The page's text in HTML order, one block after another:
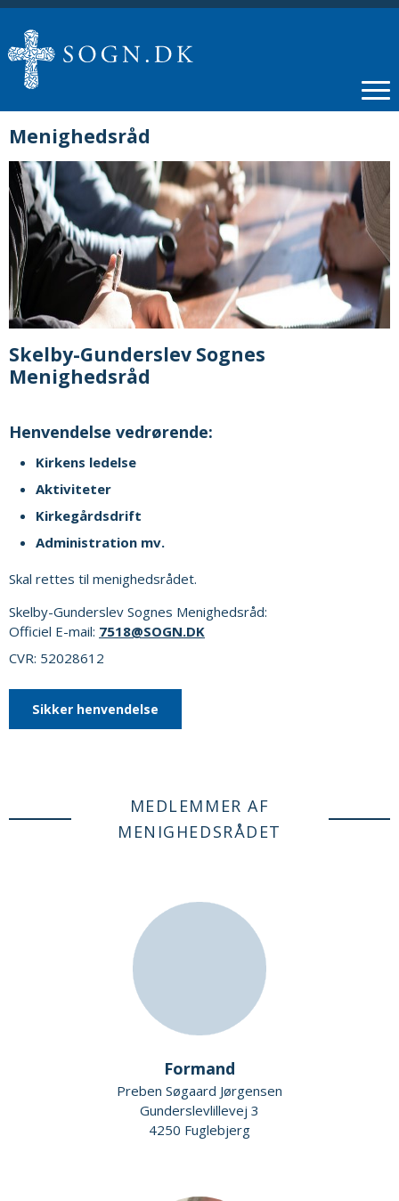
Menighedsråd
Skelby-Gunderslev Sognes
Menighedsråd
Henvendelse vedrørende:
Kirkens ledelse
Aktiviteter
Kirkegårdsdrift
Administration mv.
Skal rettes til menighedsrådet.
Skelby-Gunderslev Sognes Menighedsråd:
Officiel E-mail: 7518@SOGN.DK
CVR: 52028612
Sikker henvendelse
MEDLEMMER AF
MENIGHEDSRÅDET
Formand
Preben Søgaard Jørgensen
Gunderslevlillevej 3
4250 Fuglebjerg